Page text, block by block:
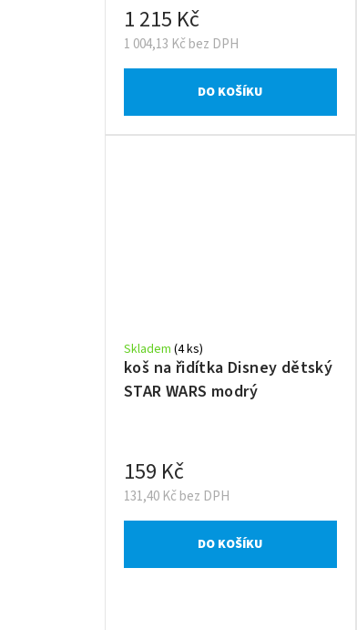
1 004,13 Kč bez DPH
1 215 Kč
DO KOŠÍKU
koš na řidítka Disney dětský
STAR WARS modrý
Skladem (4 ks)
131,40 Kč bez DPH
159 Kč
DO KOŠÍKU